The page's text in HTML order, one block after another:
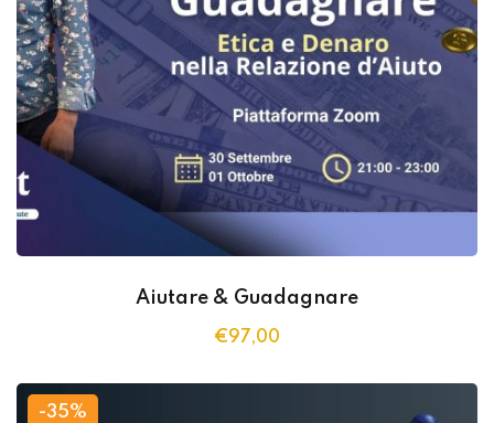
Aiutare & Guadagnare
€97,00
-35%